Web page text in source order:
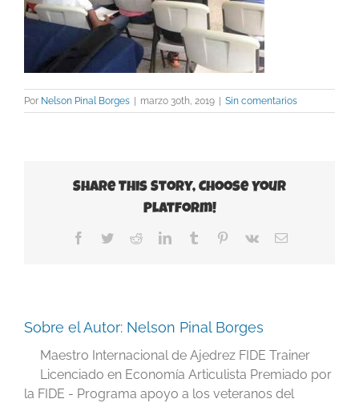
Por Nelson Pinal Borges | marzo 30th, 2019 | Sin comentarios
Share This Story, Choose Your
Platform!
Facebook
TwitterRedditLinkedInTumblr Pinterest
Vk
Correo
Sobre el Autor: Nelson Pinal Borges
Maestro Internacional de Ajedrez FIDE Trainer
Licenciado en Economía Articulista Premiado por
la FIDE - Programa apoyo a los veteranos del